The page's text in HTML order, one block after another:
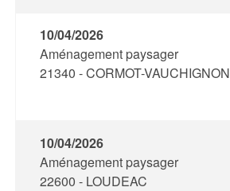
10/04/2026
Aménagement paysager
21340 - CORMOT-VAUCHIGNON
10/04/2026
Aménagement paysager
22600 - LOUDEAC